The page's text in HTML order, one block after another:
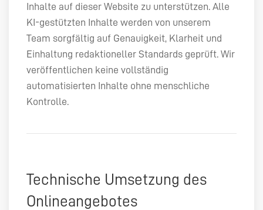
Inhalte auf dieser Website zu unterstützen. Alle
KI-gestützten Inhalte werden von unserem
Team sorgfältig auf Genauigkeit, Klarheit und
Einhaltung redaktioneller Standards geprüft. Wir
veröffentlichen keine vollständig
automatisierten Inhalte ohne menschliche
Kontrolle.
Technische Umsetzung des
Onlineangebotes